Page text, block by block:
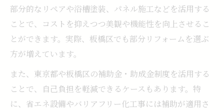
部分的なリペアや浴槽塗装、パネル施工などを活用する
ことで、コストを抑えつつ美観や機能性を向上させるこ
とができます。実際、板橋区でも部分リフォームを選ぶ
方が増えています。
また、東京都や板橋区の補助金・助成金制度を活用する
ことで、自己負担を軽減できるケースもあります。特
に、省エネ設備やバリアフリー化工事には補助が適用さ